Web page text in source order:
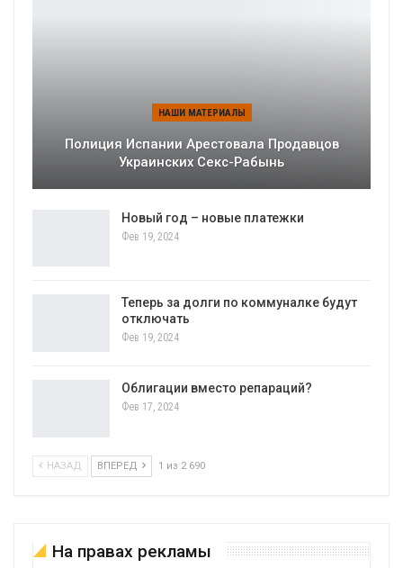
НАШИ МАТЕРИАЛЫ
Полиция Испании Арестовала Продавцов
Украинских Секс-Рабынь
Новый год – новые платежки
Фев 19, 2024
Теперь за долги по коммуналке будут
отключать
Фев 19, 2024
Облигации вместо репараций?
Фев 17, 2024
НАЗАД ВПЕРЕД 1 из 2 690
На правах рекламы